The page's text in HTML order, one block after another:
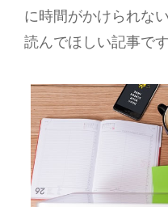
に時間がかけられな
読んでほしい記事です